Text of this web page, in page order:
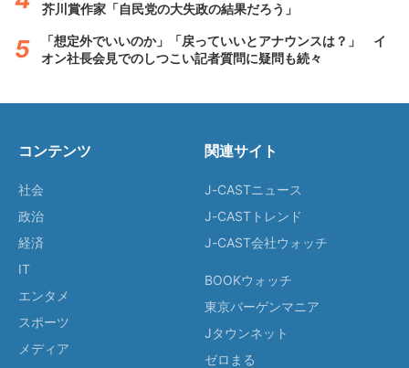
芥川賞作家「自民党の大失政の結果だろう」
「想定外でいいのか」「戻っていいとアナウンスは？」 イ
オン社長会見でのしつこい記者質問に疑問も続々
コンテンツ
社会
政治
経済
IT
エンタメ
スポーツ
メディア
関連サイト
J-CASTニュース
J-CASTトレンド
J-CAST会社ウォッチ
BOOKウォッチ
東京バーゲンマニア
Jタウンネット
ゼロまる